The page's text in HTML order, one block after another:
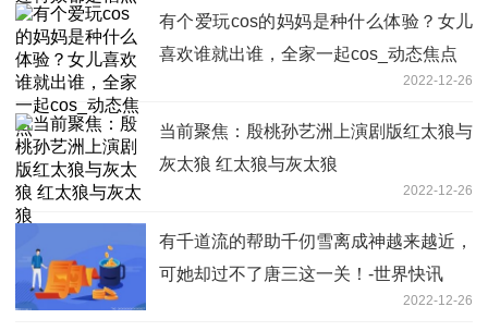
有个爱玩cos的妈妈是种什么体验？女儿
喜欢谁就出谁，全家一起cos_动态焦点
2022-12-26
当前聚焦：殷桃孙艺洲上演剧版红太狼与
灰太狼 红太狼与灰太狼
2022-12-26
有千道流的帮助千仞雪离成神越来越近，
可她却过不了唐三这一关！-世界快讯
2022-12-26